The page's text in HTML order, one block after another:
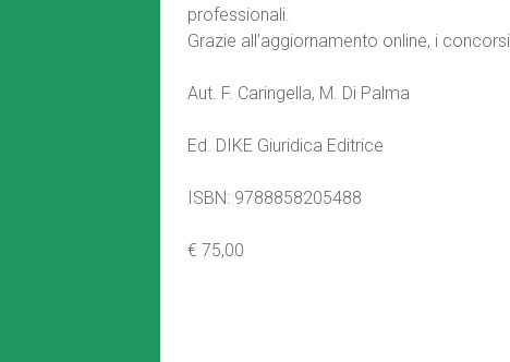
professionali.
Grazie all’aggiornamento online, i
Aut. F. Caringella, M. Di Palma
Ed. DIKE Giuridica Editrice
ISBN: 9788858205488
€ 75,00